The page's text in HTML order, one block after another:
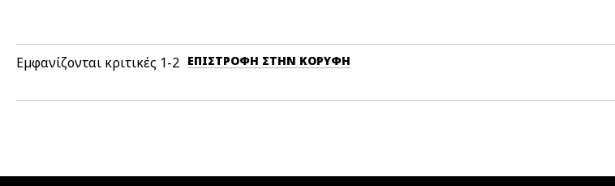
Εμφανίζονται κριτικές 1-2 ΕΠΙΣΤΡΟΦΉ ΣΤΗΝ ΚΟΡΥΦΉ